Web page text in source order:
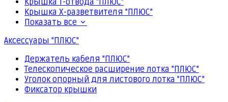
Крышка Т-отвода "ПЛЮС"
Крышка Х-разветвителя "ПЛЮС"
Показать все
Аксессуары "ПЛЮС"
Держатель кабеля "ПЛЮС"
Телескопическое расширение лотка "ПЛЮС"
Уголок опорный для листового лотка "ПЛЮС"
Фиксатор крышки